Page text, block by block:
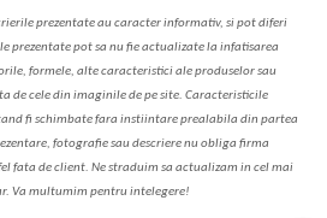
prezentate au caracter informativ, si pot diferi
prezentate pot sa nu fie actualizate la infatisarea
formele, alte caracteristici ale produselor sau
ta de cele din imaginile de pe site. Caracteristicile
and fi schimbate fara instiintare prealabila din partea
fotografie sau descriere nu obliga firma
fata de client. Ne straduim sa actualizam in cel mai
Va multumim pentru intelegere!